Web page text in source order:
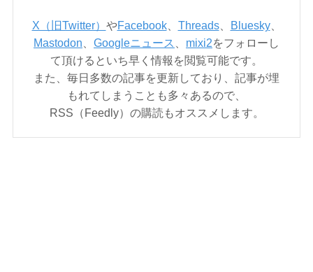
X（旧Twitter） やFacebook、 Threads、 Bluesky、
Mastodon
Googleニュース mixi2をフォローし
て頂けるといち早く情報を閲覧可能です。
また、毎日多数の記事を更新しており、記事が埋
もれてしまうことも多々あるので、
RSS（Feedly）の購読もオススメします。